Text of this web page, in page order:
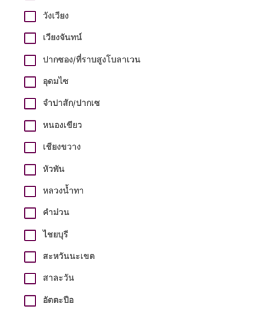
วังเวียง
เวียงจันทน์
ปากซอง/ที่ราบสูงโบลาเวน
อุดมไซ
จำปาสัก/ปากเซ
หนองเขียว
เชียงขวาง
หัวพัน
หลวงน้ำทา
คำม่วน
ไชยบุรี
สะหวันนะเขต
สาละวัน
อัตตะปือ